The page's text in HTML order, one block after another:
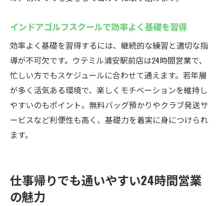
インドアゴルフスクールで効率よく基礎を習得
効率よく基礎を習得するには、継続的な練習と適切な指
導が不可欠です。ウテミル浦安駅前店は24時間営業で、
忙しい方でもスケジュールに合わせて通えます。若年層
が多く活気ある環境で、楽しくモチベーションを維持し
やすいのもポイント。無料バッグ預かりやクラブ発送サ
ービスなど利便性も高く、基礎力を着実に身につけられ
ます。
仕事帰りでも通いやすい24時間営業
の魅力